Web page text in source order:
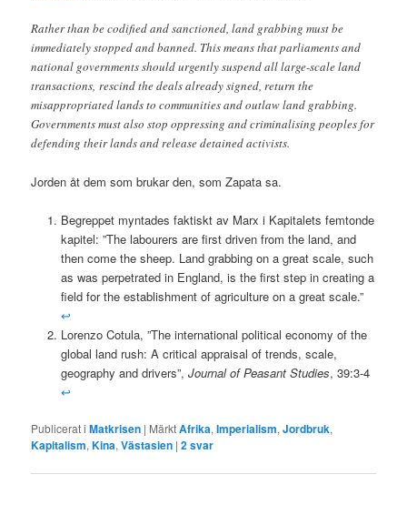
Rather than be codified and sanctioned, land grabbing must be
immediately stopped and banned. This means that parliaments and
national governments should urgently suspend all large-scale land
transactions, rescind the deals already signed, return the
misappropriated lands to communities and outlaw land grabbing.
Governments must also stop oppressing and criminalising peoples for
defending their lands and release detained activists.
Jorden åt dem som brukar den, som Zapata sa.
Begreppet myntades faktiskt av Marx i Kapitalets femtonde
kapitel: ”The labourers are first driven from the land, and
then come the sheep. Land grabbing on a great scale, such
as was perpetrated in England, is the first step in creating a
field for the establishment of agriculture on a great scale.”
↩
Lorenzo Cotula, ”The international political economy of the
global land rush: A critical appraisal of trends, scale,
geography and drivers”, Journal of Peasant Studies, 39:3-4
↩
Publicerat i Matkrisen | MärktAfrika,Imperialism,Jordbruk,
Kapitalism,Kina,Västasien |2svar